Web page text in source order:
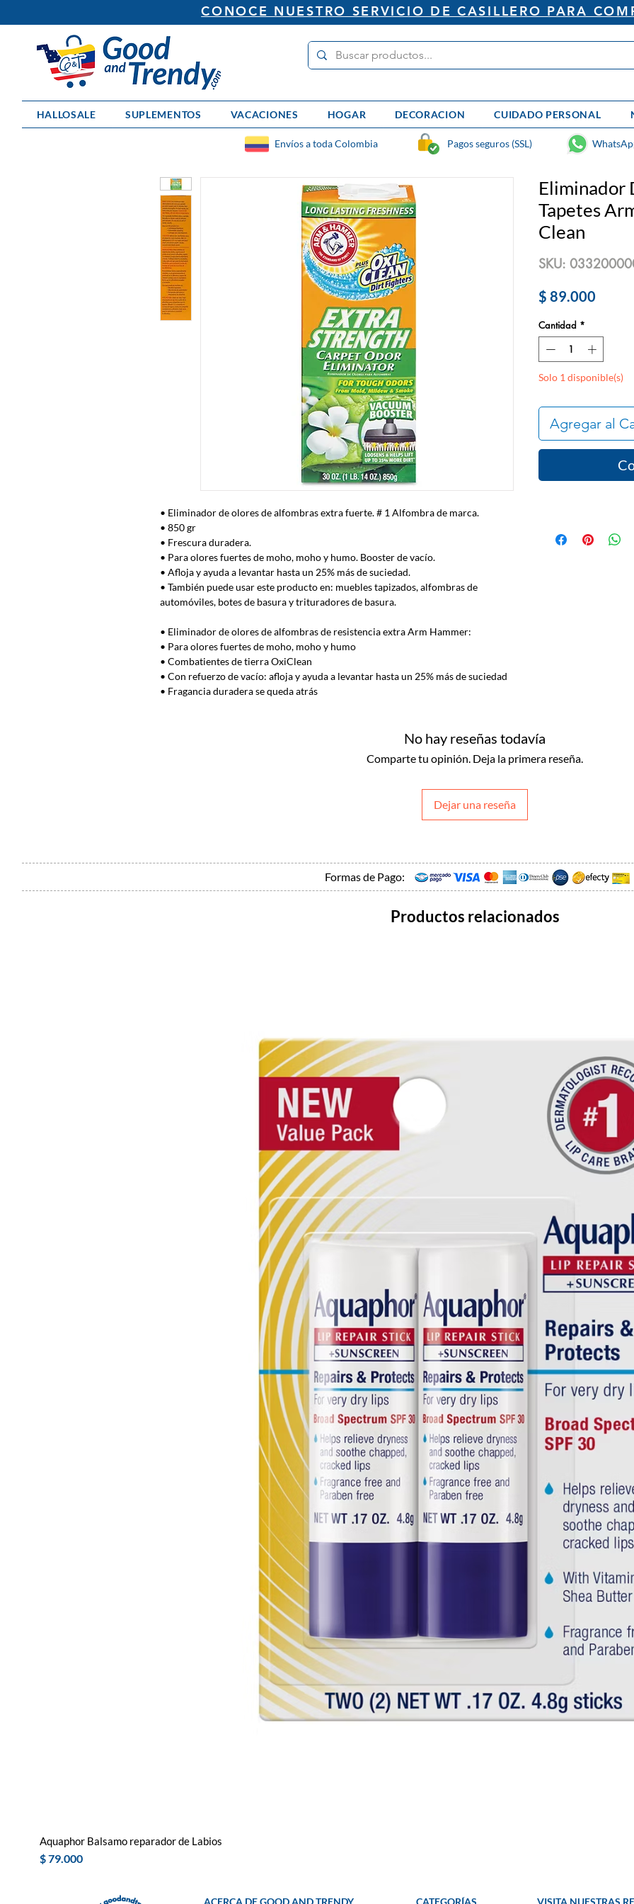
CONOCE NUESTRO SERVICIO DE CASILLERO PARA
HALLOSALE SUPLEMENTOS VACACIONES HOGAR DECORACION CUIDADO PERSONAL
Pagos seguros (SSL)
Envíos a toda Colombia
• Eliminador de olores de alfombras extra fuerte. # 1 Alfombra de marca.
• 850 gr
• Frescura duradera.
• Para olores fuertes de moho, moho y humo. Booster de vacío.
• Afloja y ayuda a levantar hasta un 25% más de suciedad.
• También puede usar este producto en: muebles tapizados, alfombras de
automóviles, botes de basura y trituradores de basura.
• Eliminador de olores de alfombras de resistencia extra Arm Hammer:
• Para olores fuertes de moho, moho y humo
• Combatientes de tierra OxiClean
• Con refuerzo de vacío: afloja y ayuda a levantar hasta un 25% más de suciedad
• Fragancia duradera se queda atrás
Eliminador
Tapetes
Clean
SKU:
$ 89.000
Cantidad *
Solo 1 disponible(s)
Agregar al
No hay reseñas todavía
Comparte tu opinión. Deja la primera reseña.
Dejar una reseña
Formas de Pago:
Productos relacionados
Aquaphor Balsamo reparador de Labios
Precio
$ 79.000
ACERCA DE GOOD AND TRENDY CATEGORÍAS VISITA NUESTRAS